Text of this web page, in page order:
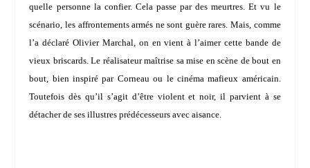
quelle personne la confier. Cela passe par des meurtres. Et vu le
scénario, les affrontements armés ne sont guère rares. Mais, comme
l’a déclaré Olivier Marchal, on en vient à l’aimer cette bande de
vieux briscards. Le réalisateur maîtrise sa mise en scène de bout en
bout, bien inspiré par Corneauou le cinéma mafieux américain.
Toutefois dès qu’il s’agit d’être violent et noir, il parvient à se
détacher de ses illustres prédécesseurs avec aisance.